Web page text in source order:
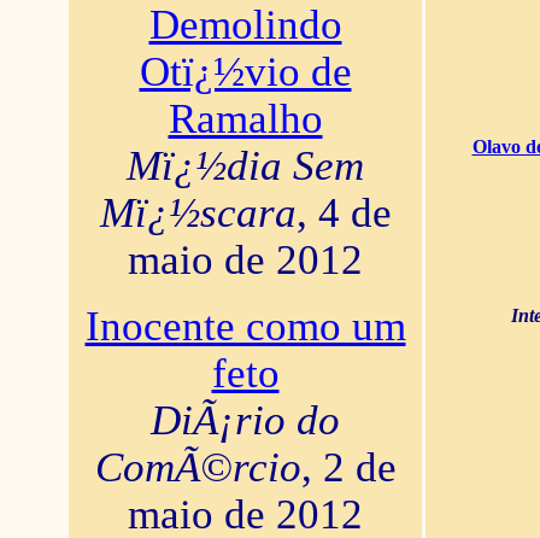
Demolindo
Otï¿½vio de
Ramalho
Mï¿½dia Sem
Mï¿½scara, 4 de
maio de 2012
Inocente como um
feto
DiÃ¡rio do
ComÃ©rcio, 2 de
maio de 2012
Olavo